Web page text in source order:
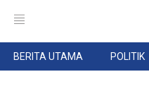
BERITA UTAMA POLITIK